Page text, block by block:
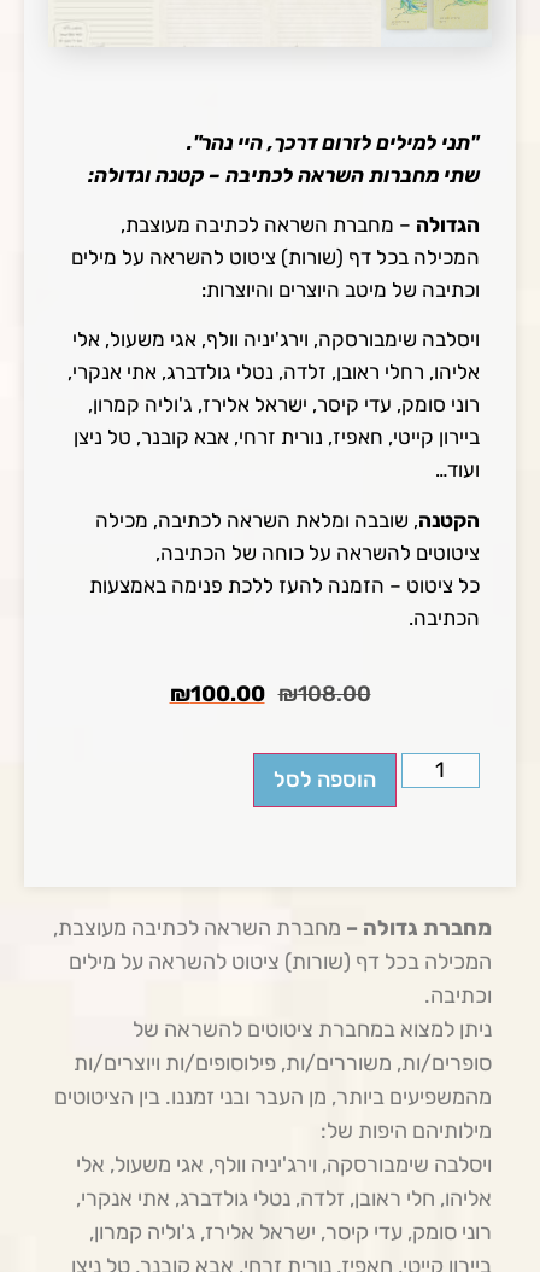
"תני למילים לזרום דרכך, היי נהר".
שתי מחברות השראה לכתיבה – קטנה וגדולה:
הגדולה – מחברת השראה לכתיבה מעוצבת,
המכילה בכל דף (שורות) ציטוט להשראה על מילים
וכתיבה של מיטב היוצרים והיוצרות:
ויסלבה שימבורסקה, וירג'יניה וולף, אגי משעול, אלי
אליהו, רחלי ראובן, זלדה, נטלי גולדברג, אתי אנקרי,
רוני סומק, עדי קיסר, ישראל אלירז, ג'וליה קמרון,
ביירון קייטי, חאפיז, נורית זרחי, אבא קובנר, טל ניצן
ועוד…
הקטנה, שובבה ומלאת השראה לכתיבה, מכילה
ציטוטים להשראה על כוחה של הכתיבה,
​כל ציטוט – הזמנה להעז ללכת פנימה באמצעות
הכתיבה.
₪108.00
₪100.00
הוספה לסל
מחברת גדולה – מחברת השראה לכתיבה מעוצבת,
המכילה בכל דף (שורות) ציטוט להשראה על מילים
וכתיבה.
ניתן למצוא במחברת ציטוטים להשראה של
סופרים/ות, משוררים/ות, פילוסופים/ות ויוצרים/ות
מהמשפיעים ביותר, מן העבר ובני זמננו. בין הציטוטים
מילותיהם היפות של:
ויסלבה שימבורסקה, וירג'יניה וולף, אגי משעול, אלי
אליהו, חלי ראובן, זלדה, נטלי גולדברג, אתי אנקרי,
רוני סומק, עדי קיסר, ישראל אלירז, ג'וליה קמרון,
ביירון קייטי, חאפיז, נורית זרחי, אבא קובנר, טל ניצן